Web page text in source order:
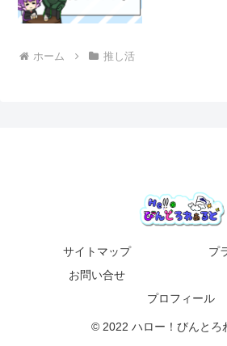
ホーム 推し活
サイトマップ
プ
お問い合せ
プロフィール
© 2022 ハロー！びんとろ